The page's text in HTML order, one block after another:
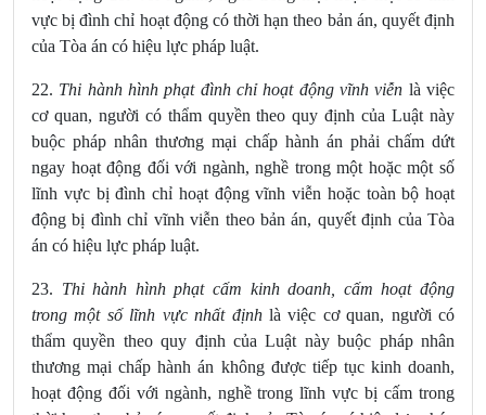
vực bị đình chỉ hoạt động có thời hạn theo bản án, quyết định
của Tòa án có hiệu lực pháp luật.
22. Thi hành hình phạt đình chỉ hoạt động vĩnh viễn là việc
cơ quan, người có thẩm quyền theo quy định của Luật này
buộc pháp nhân thương mại chấp hành án phải chấm dứt
ngay hoạt động đối với ngành, nghề trong một hoặc một số
lĩnh vực bị đình chỉ hoạt động vĩnh viễn hoặc toàn bộ hoạt
động bị đình chỉ vĩnh viễn theo bản án, quyết định của Tòa
án có hiệu lực pháp luật.
23. Thi hành hình phạt cấm kinh doanh, cấm hoạt động
trong một số lĩnh vực nhất định là việc cơ quan, người có
thẩm quyền theo quy định của Luật này buộc pháp nhân
thương mại chấp hành án không được tiếp tục kinh doanh,
hoạt động đối với ngành, nghề trong lĩnh vực bị cấm trong